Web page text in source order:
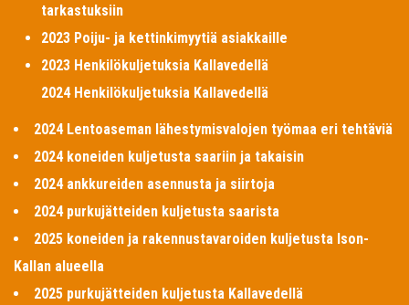
tarkastuksiin
2023 Poiju- ja kettinkimyytiä asiakkaille
2023 Henkilökuljetuksia Kallavedellä
2024 Henkilökuljetuksia Kallavedellä
2024 Lentoaseman lähestymisvalojen työmaa eri tehtäviä
2024 koneiden kuljetusta saariin ja takaisin
2024 ankkureiden asennusta ja siirtoja
2024 purkujätteiden kuljetusta saarista
2025 koneiden ja rakennustavaroiden kuljetusta Ison-
Kallan alueella
2025 purkujätteiden kuljetusta Kallavedellä